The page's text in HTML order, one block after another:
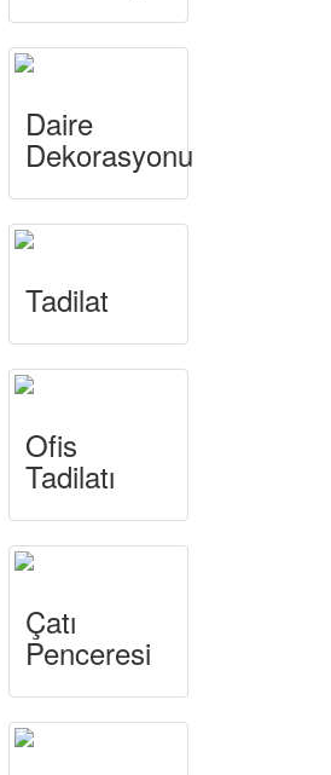
Daire
Dekorasyonu
Tadilat
Ofis
Tadilatı
Çatı
Penceresi